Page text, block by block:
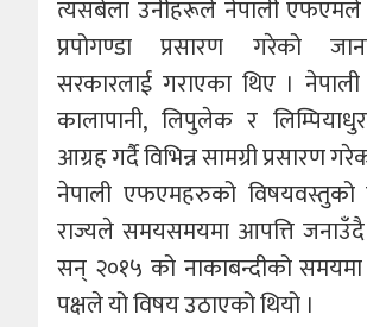
त्यसबेला उनीहरूले नेपाली एफएमले
प्रपोगण्डा प्रसारण गरेको
सरकारलाई गराएका थिए ।
कालापानी, लिपुलेक र
आग्रह गर्दै विभिन्न सामग्री प्रसारण
नेपाली एफएमहरुको विषयवस्तुको
राज्यले समयसमयमा आपत्ति
सन् २०१५ को नाकाबन्दीको समयमा
पक्षले यो विषय उठाएको थियो ।